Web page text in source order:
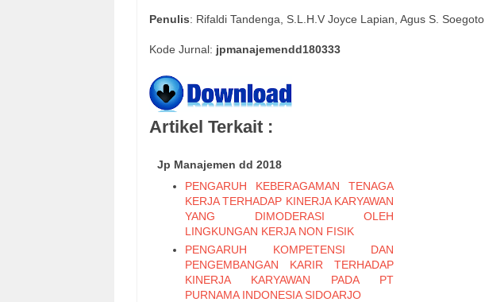
Penulis: Rifaldi Tandenga, S.L.H.V Joyce Lapian, Agus S. Soegoto
Kode Jurnal: jpmanajemendd180333
Artikel Terkait :
Jp Manajemen dd 2018
PENGARUH KEBERAGAMAN TENAGA
KERJA TERHADAP KINERJA KARYAWAN
YANG DIMODERASI OLEH
LINGKUNGAN KERJA NON FISIK
PENGARUH KOMPETENSI DAN
PENGEMBANGAN KARIR TERHADAP
KINERJA KARYAWAN PADA PT
PURNAMA INDONESIA SIDOARJO